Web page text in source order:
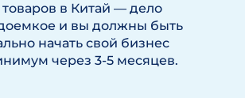
товаров в Китай — дело
и вы должны быть
начать свой бизнес
через 3-5 месяцев.